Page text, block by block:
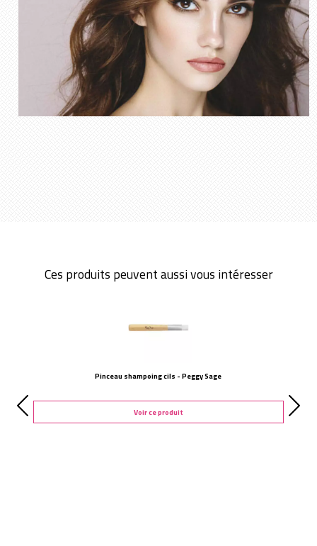
Ces produits peuvent aussi vous intéresser
Pinceau shampoing cils - Peggy Sage
Voir ce produit